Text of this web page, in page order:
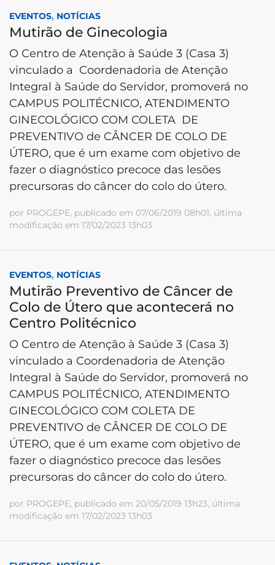
EVENTOS, NOTÍCIAS
Mutirão de Ginecologia
O Centro de Atenção à Saúde 3 (Casa 3)
vinculado a Coordenadoria de Atenção
Integral à Saúde do Servidor, promoverá no
CAMPUS POLITÉCNICO, ATENDIMENTO
GINECOLÓGICO COM COLETA DE
PREVENTIVO de CÂNCER DE COLO DE
ÚTERO, que é um exame com objetivo de
fazer o diagnóstico precoce das lesões
precursoras do câncer do colo do útero.
por PROGEPE, publicado em 07/06/2019 08h01, última
modificação em 17/02/2023 13h03
EVENTOS, NOTÍCIAS
Mutirão Preventivo de Câncer de
Colo de Útero que acontecerá no
Centro Politécnico
O Centro de Atenção à Saúde 3 (Casa 3)
vinculado a Coordenadoria de Atenção
Integral à Saúde do Servidor, promoverá no
CAMPUS POLITÉCNICO, ATENDIMENTO
GINECOLÓGICO COM COLETA DE
PREVENTIVO de CÂNCER DE COLO DE
ÚTERO, que é um exame com objetivo de
fazer o diagnóstico precoce das lesões
precursoras do câncer do colo do útero.
por PROGEPE, publicado em 20/05/2019 13h23, última
modificação em 17/02/2023 13h03